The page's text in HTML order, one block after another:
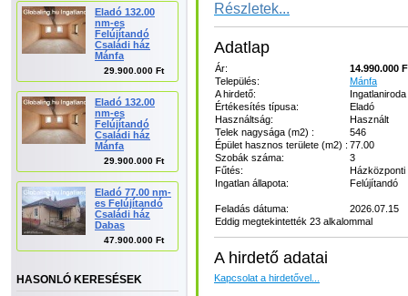
Eladó 132.00
nm-es
Felújítandó
Családi ház
Mánfa
29.900.000 Ft
Eladó 132.00
nm-es
Felújítandó
Családi ház
Mánfa
29.900.000 Ft
Eladó 77.00 nm-
es Felújítandó
Családi ház
Dabas
47.900.000 Ft
HASONLÓ KERESÉSEK
Részletek...
Adatlap
Ár:
14.990.000
Település:
Mánfa
A hirdető:
Értékesítés típusa:
Eladó
Használtság:
Használt
Telek nagysága (m2) :
546
Épület hasznos területe (m2) : 77.00
Szobák száma:
3
Fűtés:
Házközponti
Ingatlan állapota:
Felújítandó
Feladás dátuma:
2026.07.15
Eddig megtekintették 23 alkalommal
A hirdető adatai
Kapcsolat a hirdetővel...